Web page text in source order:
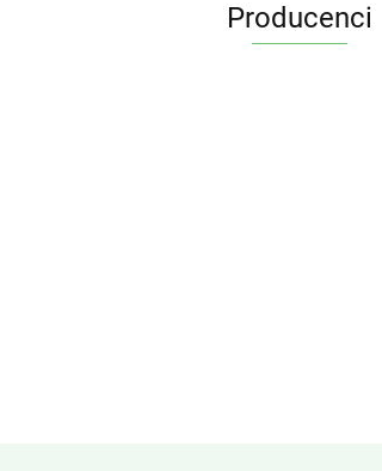
Producenci